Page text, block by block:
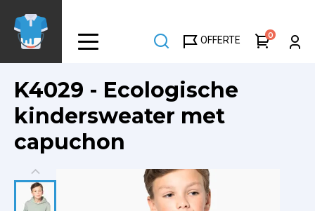
naar
gaan
OFFERTE 0
K4029 - Ecologische
kindersweater met
capuchon